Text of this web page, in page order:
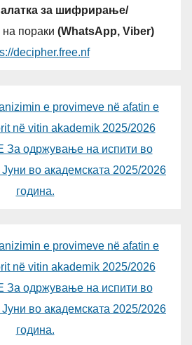
за шифрирање/
на пораки (WhatsApp, Viber)
decipher.free.nf
e provimeve në afatin e
në vitin akademik 2025/2026
одржување на испити во
во академската 2025/2026
година.
e provimeve në afatin e
në vitin akademik 2025/2026
одржување на испити во
во академската 2025/2026
година.